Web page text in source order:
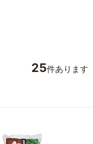
25件あります